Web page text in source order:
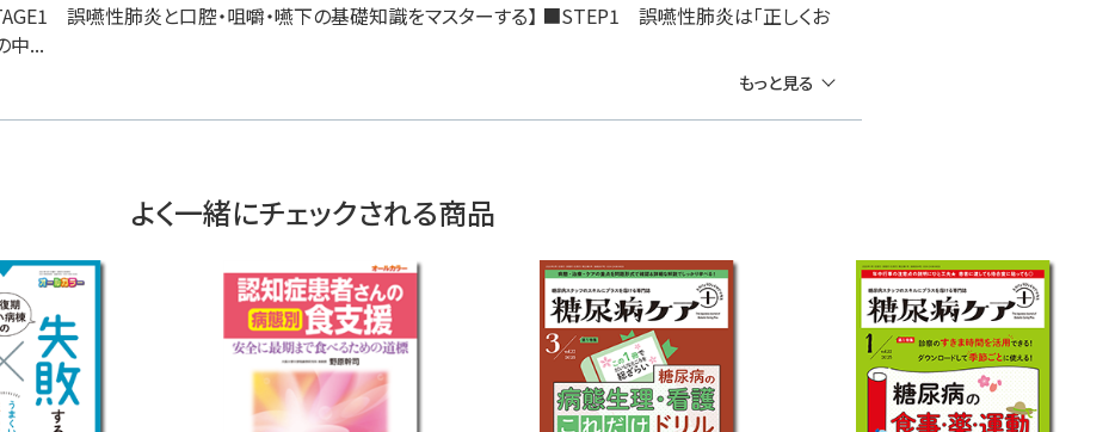
誤嚥性肺炎と口腔・咀嚼・嚥下の基礎知識をマスターする】 ■STEP1 誤嚥性肺炎は「正しくお
中...
もっと見る
よく一緒にチェックされる商品